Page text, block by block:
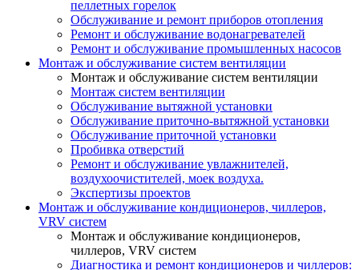
пеллетных горелок
Обслуживание и ремонт приборов отопления
Ремонт и обслуживание водонагревателей
Ремонт и обслуживание промышленных насосов
Монтаж и обслуживание систем вентиляции
Монтаж и обслуживание систем вентиляции
Монтаж систем вентиляции
Обслуживание вытяжной установки
Обслуживание приточно-вытяжной установки
Обслуживание приточной установки
Пробивка отверстий
Ремонт и обслуживание увлажнителей,
воздухоочистителей, моек воздуха.
Экспертизы проектов
Монтаж и обслуживание кондиционеров, чиллеров,
VRV систем
Монтаж и обслуживание кондиционеров,
чиллеров, VRV систем
Диагностика и ремонт кондиционеров и чиллеров: